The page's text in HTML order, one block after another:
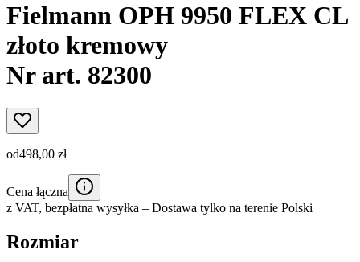
Fielmann OPH 9950 FLEX CL
złoto kremowy
Nr art. 82300
od498,00 zł
Cena łączna
z VAT, bezpłatna wysyłka – Dostawa tylko na terenie Polski
Rozmiar